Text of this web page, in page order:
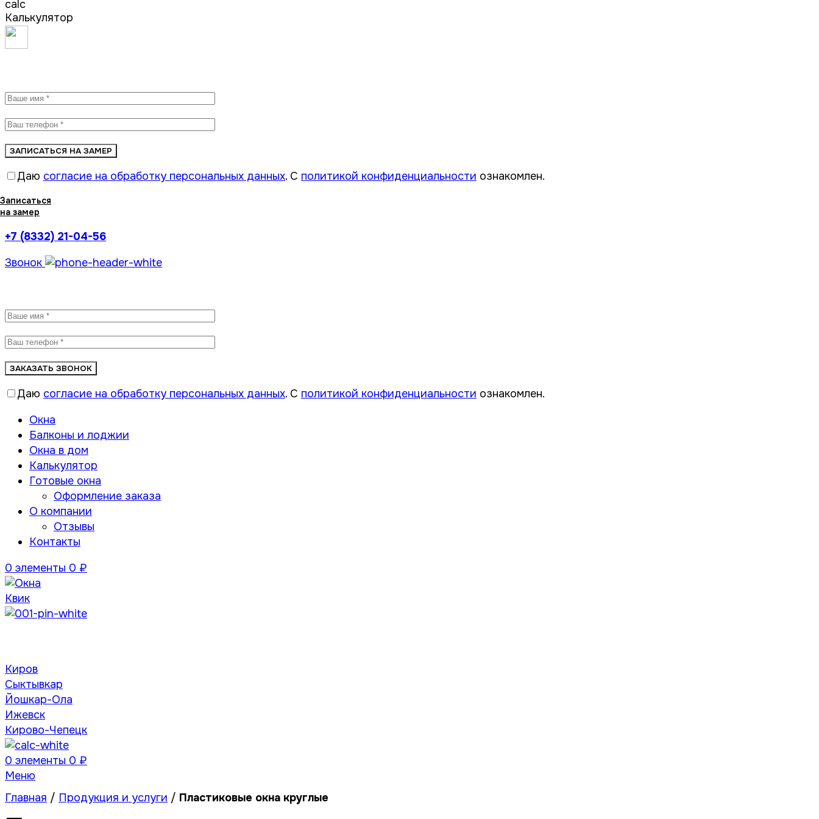
Калькулятор
Даю согласие на обработку персональных данных. С политикой конфиденциальности ознакомлен.
Записаться
на замер
+7 (8332) 21-04-56
Звонок
Даю согласие на обработку персональных данных. С политикой конфиденциальности ознакомлен.
Окна
Балконы и лоджии
Окна в дом
Калькулятор
Готовые окна
Оформление заказа
О компании
Отзывы
Контакты
0 элементы 0 ₽
Киров
Сыктывкар
Йошкар-Ола
Ижевск
Кирово-Чепецк
0 элементы 0 ₽
Меню
Главная / Продукция и услуги / Пластиковые окна круглые